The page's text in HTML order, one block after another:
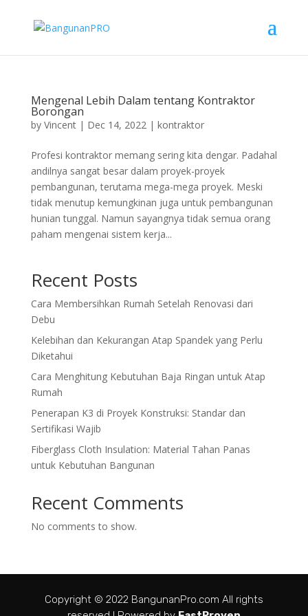
Mengenal Lebih Dalam tentang Kontraktor
Borongan
by Vincent| Dec 14, 2022| kontraktor
Profesi kontraktor memang sering kita dengar. Padahal
andilnya sangat besar dalam proyek-proyek
pembangunan, terutama mega-mega proyek. Meski
tidak menutup kemungkinan juga untuk pembangunan
hunian tunggal. Namun sayangnya tidak semua orang
paham mengenai sistem kerja...
Recent Posts
Cara Membersihkan Rumah Setelah Renovasi dari
Debu
Kelebihan dan Kekurangan Atap Spandek yang Perlu
Diketahui
Cara Menghitung Kebutuhan Baja Ringan untuk Atap
Rumah
Penerapan K3 di Proyek Konstruksi: Standar dan
Sertifikasi Wajib
Fiberglass Cloth Insulation: Material Tahan Panas
untuk Kebutuhan Bangunan
Recent Comments
No comments to show.
Copyright © 2022 BangunanPro.com All rights